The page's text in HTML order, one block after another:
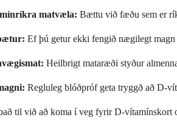
matvæla: Bættu við fæðu sem er
Ef þú getur ekki fengið nægilegt
Heilbrigt mataræði styður
Regluleg blóðpróf geta tryggð að D-
til við að koma í veg fyrir D-vítamínskort